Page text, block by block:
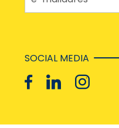
SOCIAL MEDIA